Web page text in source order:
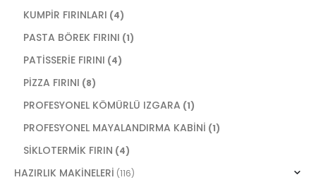
KUMPİR FIRINLARI (4)
PASTA BÖREK FIRINI (1)
PATİSSERİE FIRINI (4)
PİZZA FIRINI (8)
PROFESYONEL KÖMÜRLÜ IZGARA (1)
PROFESYONEL MAYALANDIRMA KABİNİ (1)
SİKLOTERMİK FIRIN (4)
HAZIRLIK MAKİNELERİ (116)